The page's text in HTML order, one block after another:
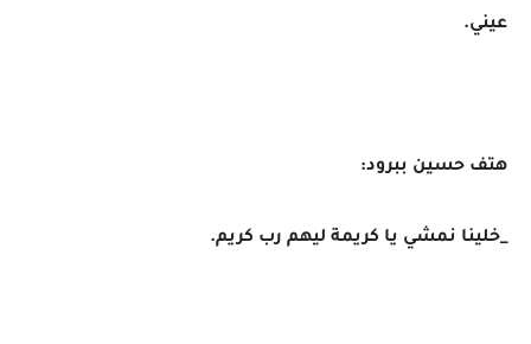
عيني.
هتف حسين ببرود:
_خلينا نمشي يا كريمة ليهم رب كريم.